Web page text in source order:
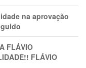
na aprovação
FLÁVIO
FLÁVIO